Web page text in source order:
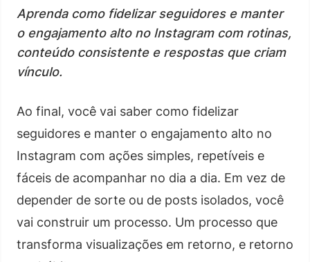
Aprenda como fidelizar seguidores e manter
o engajamento alto no Instagram com rotinas,
conteúdo consistente e respostas que criam
vínculo.
Ao final, você vai saber como fidelizar
seguidores e manter o engajamento alto no
Instagram com ações simples, repetíveis e
fáceis de acompanhar no dia a dia. Em vez de
depender de sorte ou de posts isolados, você
vai construir um processo. Um processo que
transforma visualizações em retorno, e retorno